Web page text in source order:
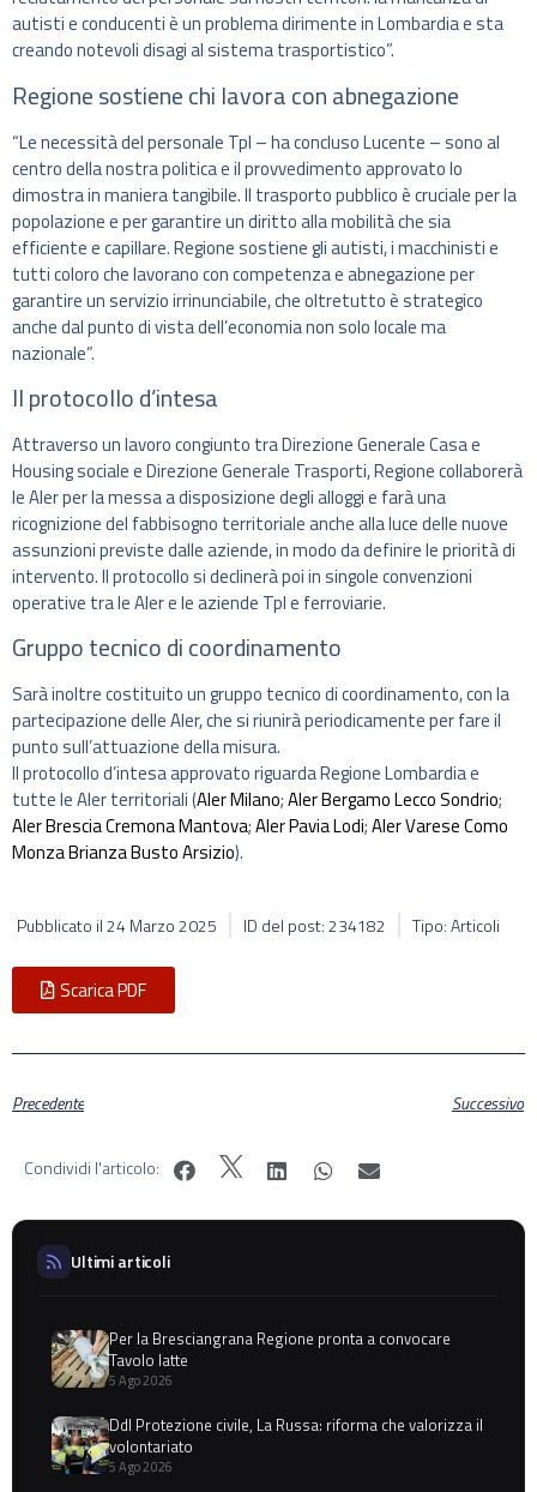
autisti e conducenti è un problema dirimente in Lombardia e sta
creando notevoli disagi al sistema trasportistico”.
Regione sostiene chi lavora con abnegazione
“Le necessità del personale Tpl – ha concluso Lucente – sono al
centro della nostra politica e il provvedimento approvato lo
dimostra in maniera tangibile. Il trasporto pubblico è cruciale per la
popolazione e per garantire un diritto alla mobilità che sia
efficiente e capillare. Regione sostiene gli autisti, i macchinisti e
tutti coloro che lavorano con competenza e abnegazione per
garantire un servizio irrinunciabile, che oltretutto è strategico
anche dal punto di vista dell’economia non solo locale ma
nazionale”.
Il protocollo d’intesa
Attraverso un lavoro congiunto tra Direzione Generale Casa e
Housing sociale e Direzione Generale Trasporti, Regione collaborerà
le Aler per la messa a disposizione degli alloggi e farà una
ricognizione del fabbisogno territoriale anche alla luce delle nuove
assunzioni previste dalle aziende, in modo da definire le priorità di
intervento. Il protocollo si declinerà poi in singole convenzioni
operative tra le Aler e le aziende Tpl e ferroviarie.
Gruppo tecnico di coordinamento
Sarà inoltre costituito un gruppo tecnico di coordinamento, con la
partecipazione delle Aler, che si riunirà periodicamente per fare il
punto sull’attuazione della misura.
Il protocollo d’intesa approvato riguarda Regione Lombardia e
tutte le Aler territoriali (Aler Milano;Aler Bergamo Lecco Sondrio;
Aler Brescia Cremona Mantova;Aler Pavia Lodi;Aler Varese Como
Monza Brianza Busto Arsizio).
Pubblicato il24 Marzo 2025 ID del post: 234182 Tipo: Articoli
Scarica PDF
Precedente Successivo
Condividi l'articolo:
Ultimi articoli
Per la Bresciangrana Regione pronta a convocare
Tavolo latte
5 Ago 2026
Ddl Protezione civile, La Russa: riforma che valorizza il
volontariato
5 Ago 2026